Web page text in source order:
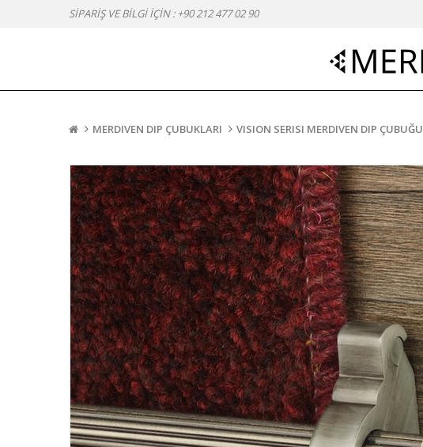
SİPARİŞ VE BİLGİ İÇİN : +90 212 477 02 90
MERDIVEN DIP ÇUBUKLARI VISION SERISI MERDIVEN DIP ÇUBUĞU